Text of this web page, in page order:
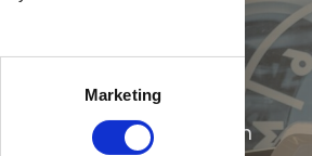
Marketing
naszym doświadczonym